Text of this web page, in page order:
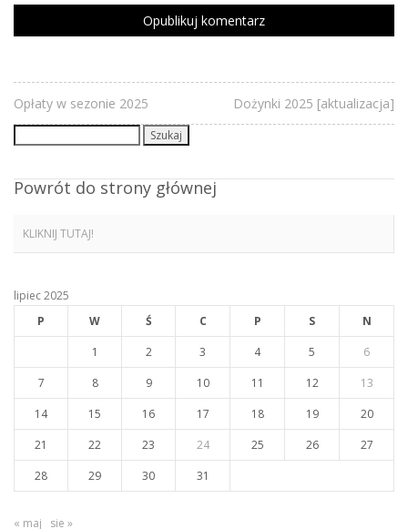
Opłaty w sezonie 2025 Dożynki 2025 [aktualizacja]
Powrót do strony głównej
KLIKNIJ TUTAJ!
lipiec 2025
P
W Ś C P S
N
1
2 3 4 5
6
7
8 9 10 11 12
13
14
15 16 17 18 19
20
21
22 23 24 25 26
27
28
29 30 31
« maj sie »